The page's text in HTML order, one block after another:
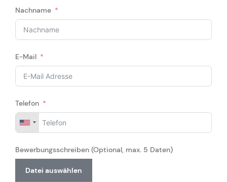
Nachname
E-Mail
Telefon
Bewerbungsschreiben (Optional, max. 5 Daten)
Datei auswählen